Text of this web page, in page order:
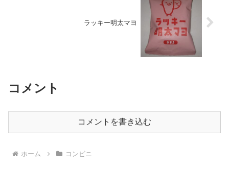
ラッキー明太マヨ
コメント
コメントを書き込む
ホーム コンビニ